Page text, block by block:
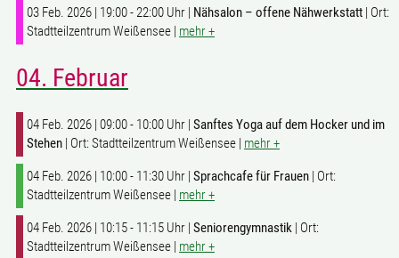
03 Feb. 2026 | 19:00 - 22:00 Uhr | Nähsalon – offene Nähwerkstatt | Ort:
Stadtteilzentrum Weißensee | mehr +
04. Februar
04 Feb. 2026 | 09:00 - 10:00 Uhr | Sanftes Yoga auf dem Hocker und im
Stehen | Ort: Stadtteilzentrum Weißensee | mehr +
04 Feb. 2026 | 10:00 - 11:30 Uhr | Sprachcafe für Frauen | Ort:
Stadtteilzentrum Weißensee | mehr +
04 Feb. 2026 | 10:15 - 11:15 Uhr | Seniorengymnastik | Ort:
Stadtteilzentrum Weißensee | mehr +